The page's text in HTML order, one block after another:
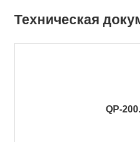
Техническая
QP-